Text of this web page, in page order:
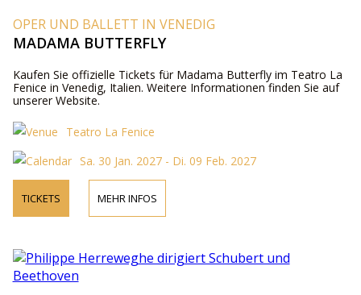
OPER UND BALLETT IN VENEDIG
MADAMA BUTTERFLY
Kaufen Sie offizielle Tickets für Madama Butterfly im Teatro La
Fenice in Venedig, Italien. Weitere Informationen finden Sie auf
unserer Website.
Teatro La Fenice
Sa. 30 Jan. 2027 - Di. 09 Feb. 2027
TICKETS MEHR INFOS